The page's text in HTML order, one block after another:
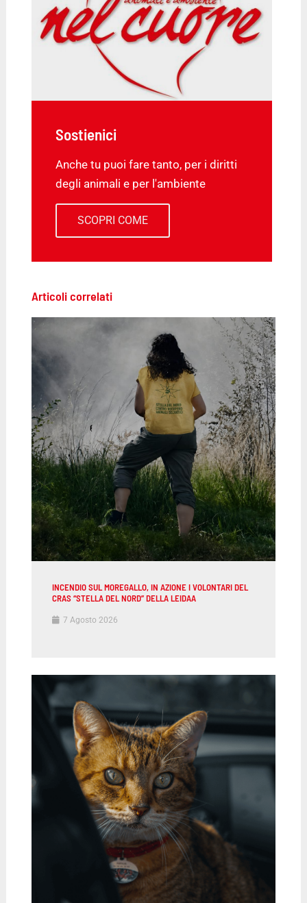
Sostienici
Anche tu puoi fare tanto, per i diritti
degli animali e per l'ambiente
SCOPRI COME
Articoli correlati
INCENDIO SUL MOREGALLO, IN AZIONE I VOLONTARI DEL
CRAS “STELLA DEL NORD” DELLA LEIDAA
7 Agosto 2026